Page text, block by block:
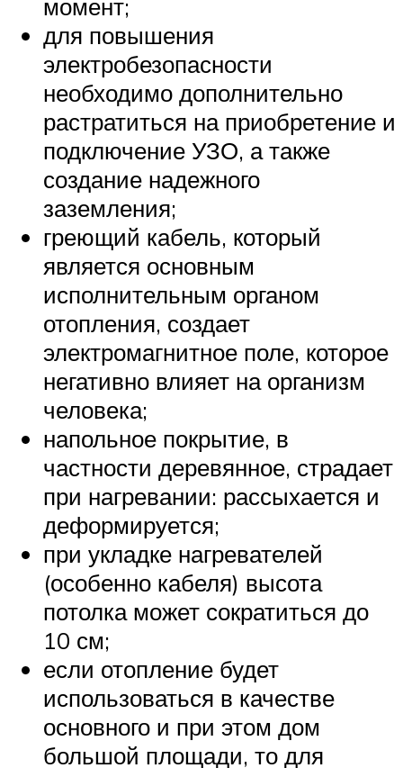
момент;
для повышения
электробезопасности
необходимо дополнительно
растратиться на приобретение и
подключение УЗО, а также
создание надежного
заземления;
греющий кабель, который
является основным
исполнительным органом
отопления, создает
электромагнитное поле, которое
негативно влияет на организм
человека;
напольное покрытие, в
частности деревянное, страдает
при нагревании: рассыхается и
деформируется;
при укладке нагревателей
(особенно кабеля) высота
потолка может сократиться до
10 см;
если отопление будет
использоваться в качестве
основного и при этом дом
большой площади, то для